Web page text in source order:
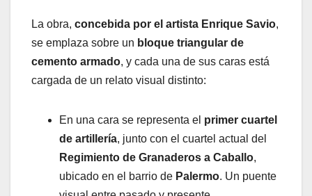
La obra, concebida por el artista Enrique Savio,
se emplaza sobre un bloque triangular de
cemento armado, y cada una de sus caras está
cargada de un relato visual distinto:
En una cara se representa el primer cuartel
de artillería, junto con el cuartel actual del
Regimiento de Granaderos a Caballo,
ubicado en el barrio de Palermo. Un puente